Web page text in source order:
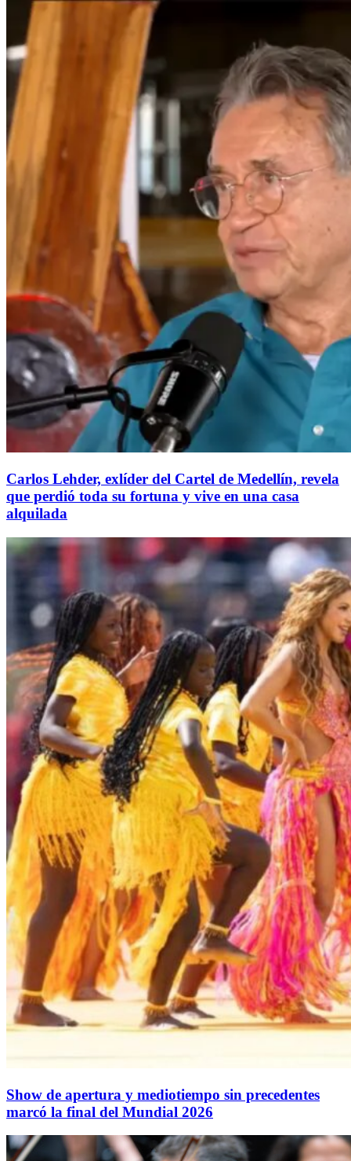
Carlos Lehder, exlíder del Cartel de Medellín, revela
que perdió toda su fortuna y vive en una casa
alquilada
Show de apertura y mediotiempo sin precedentes
marcó la final del Mundial 2026